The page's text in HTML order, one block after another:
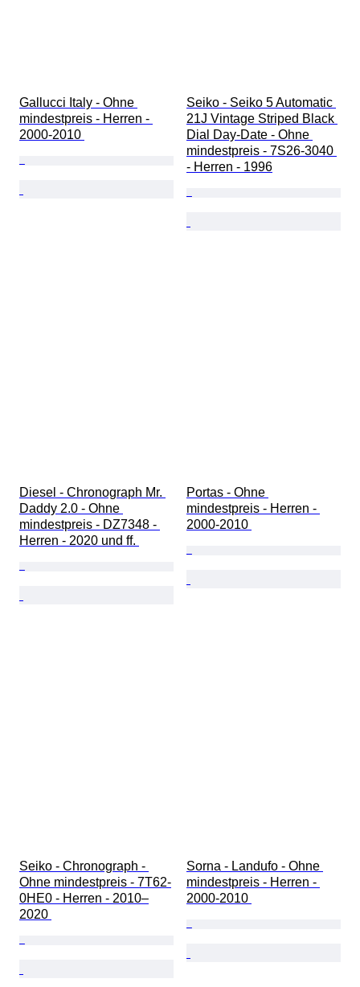
Gallucci Italy - Ohne
mindestpreis - Herren -
2000-2010
Seiko - Seiko 5 Automatic
21J Vintage Striped Black
Dial Day-Date - Ohne
mindestpreis - 7S26-3040
- Herren - 1996
Diesel - Chronograph Mr.
Daddy 2.0 - Ohne
mindestpreis - DZ7348 -
Herren - 2020 und ff.
Portas - Ohne
mindestpreis - Herren -
2000-2010
Seiko - Chronograph -
Ohne mindestpreis - 7T62-
0HE0 - Herren - 2010–
2020
Sorna - Landufo - Ohne
mindestpreis - Herren -
2000-2010